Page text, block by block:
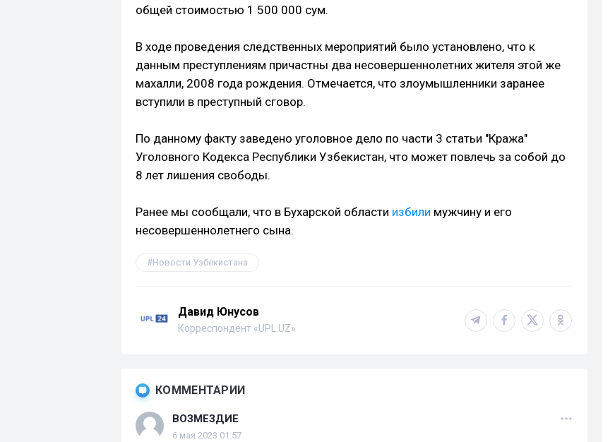
общей стоимостью 1 500 000 сум.
В ходе проведения следственных мероприятий было установлено, что к
данным преступлениям причастны два несовершеннолетних жителя этой же
махалли, 2008 года рождения. Отмечается, что злоумышленники заранее
вступили в преступный сговор.
По данному факту заведено уголовное дело по части 3 статьи "Кража"
Уголовного Кодекса Республики Узбекистан, что может повлечь за собой до
8 лет лишения свободы.
Ранее мы сообщали, что в Бухарской области избили мужчину и его
несовершеннолетнего сына.
Новости Узбекистана
Давид Юнусов
Корреспондент «UPL.UZ»
КОММЕНТАРИИ
ВОЗМЕЗДИЕ
6 мая 2023 01:57